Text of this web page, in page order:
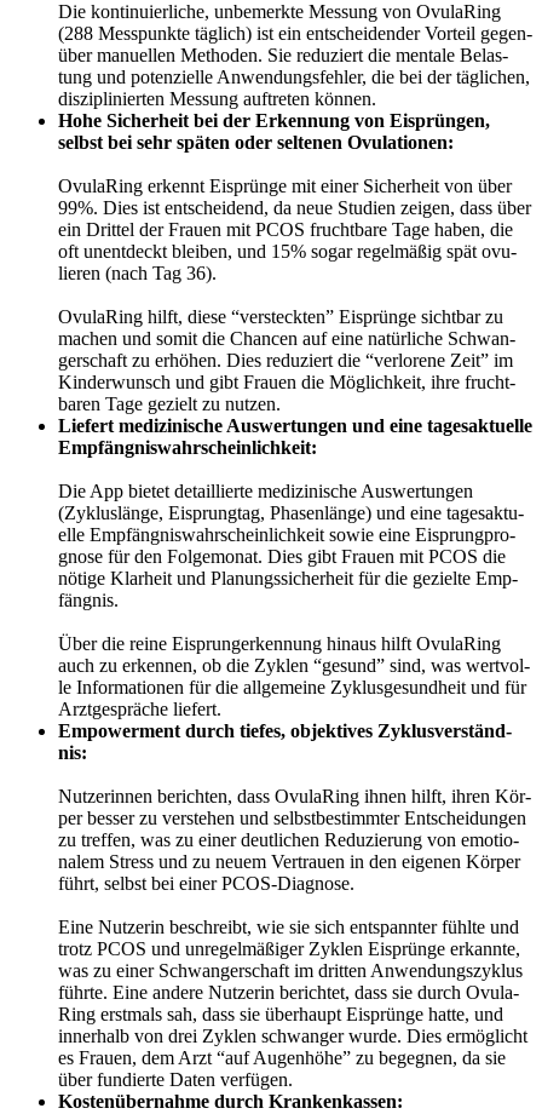
Die kon­ti­nu­ier­li­che, unbe­merk­te Mes­sung von Ovu­la­Ring
(288 Mess­punk­te täg­lich) ist ein ent­schei­den­der Vor­teil gegen­
über manu­el­len Metho­den. Sie redu­ziert die men­ta­le Belas­
tung und poten­zi­el­le Anwen­dungs­feh­ler, die bei der täg­li­chen,
dis­zi­pli­nier­ten Mes­sung auf­tre­ten kön­nen.
Hohe Sicher­heit bei der Erken­nung von Eisprün­gen,
selbst bei sehr spä­ten oder sel­te­nen Ovu­la­tio­nen:
Ovu­la­Ring erkennt Eisprün­ge mit einer Sicher­heit von über
99%. Dies ist ent­schei­dend, da neue Stu­di­en zei­gen, dass über
ein Drit­tel der Frau­en mit PCOS frucht­ba­re Tage haben, die
oft unent­deckt blei­ben, und 15% sogar regel­mä­ßig spät ovu­
lie­ren (nach Tag 36).
Ovu­la­Ring hilft, die­se “ver­steck­ten” Eisprün­ge sicht­bar zu
machen und somit die Chan­cen auf eine natür­li­che Schwan­
ger­schaft zu erhö­hen. Dies redu­ziert die “ver­lo­re­ne Zeit” im
Kin­der­wunsch und gibt Frau­en die Mög­lich­keit, ihre frucht­
ba­ren Tage gezielt zu nut­zen.
Lie­fert medi­zi­ni­sche Aus­wer­tun­gen und eine tages­ak­tu­el­le
Emp­fäng­nis­wahr­schein­lich­keit:
Die App bie­tet detail­lier­te medi­zi­ni­sche Aus­wer­tun­gen
(Zyklus­län­ge, Eisprung­tag, Pha­sen­län­ge) und eine tages­ak­tu­
el­le Emp­fäng­nis­wahr­schein­lich­keit sowie eine Eisprung­pro­
gno­se für den Fol­ge­mo­nat. Dies gibt Frau­en mit PCOS die
nöti­ge Klar­heit und Pla­nungs­si­cher­heit für die geziel­te Emp­
fäng­nis.
Über die rei­ne Eisprun­ger­ken­nung hin­aus hilft Ovu­la­Ring
auch zu erken­nen, ob die Zyklen “gesund” sind, was wert­vol­
le Infor­ma­tio­nen für die all­ge­mei­ne Zyklus­ge­sund­heit und für
Arzt­ge­sprä­che lie­fert.
Empower­ment durch tie­fes, objek­ti­ves Zyklus­ver­ständ­
nis:
Nut­ze­rin­nen berich­ten, dass Ovu­la­Ring ihnen hilft, ihren Kör­
per bes­ser zu ver­ste­hen und selbst­be­stimm­ter Ent­schei­dun­gen
zu tref­fen, was zu einer deut­li­chen Redu­zie­rung von emo­tio­
na­lem Stress und zu neu­em Ver­trau­en in den eige­nen Kör­per
führt, selbst bei einer PCOS-Dia­gno­se.
Eine Nut­ze­rin beschreibt, wie sie sich ent­spann­ter fühl­te und
trotz PCOS und unre­gel­mä­ßi­ger Zyklen Eisprün­ge erkann­te,
was zu einer Schwan­ger­schaft im drit­ten Anwen­dungs­zy­klus
führ­te. Eine ande­re Nut­ze­rin berich­tet, dass sie durch Ovu­la­
Ring erst­mals sah, dass sie über­haupt Eisprün­ge hat­te, und
inner­halb von drei Zyklen schwan­ger wur­de. Dies ermög­licht
es Frau­en, dem Arzt “auf Augen­hö­he” zu begeg­nen, da sie
über fun­dier­te Daten ver­fü­gen.
Kos­ten­über­nah­me durch Kran­ken­kas­sen: